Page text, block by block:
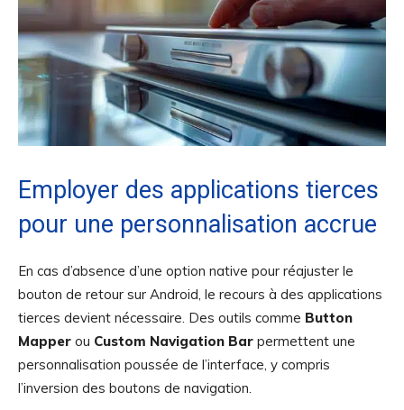
Employer des applications tierces
pour une personnalisation accrue
En cas d’absence d’une option native pour réajuster le
bouton de retour sur Android, le recours à des applications
tierces devient nécessaire. Des outils comme Button
Mapper ou Custom Navigation Bar permettent une
personnalisation poussée de l’interface, y compris
l’inversion des boutons de navigation.